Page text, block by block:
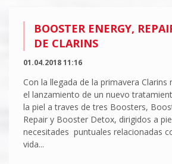
BOOSTER ENERGY,
DE CLARINS
01.04.2018 11:16
Con la llegada de la primavera Clarins
el lanzamiento de un nuevo
la piel a traves de tres Boosters,
Repair y Booster Detox, dirigidos a
necesitades puntuales relacionadas
vida...